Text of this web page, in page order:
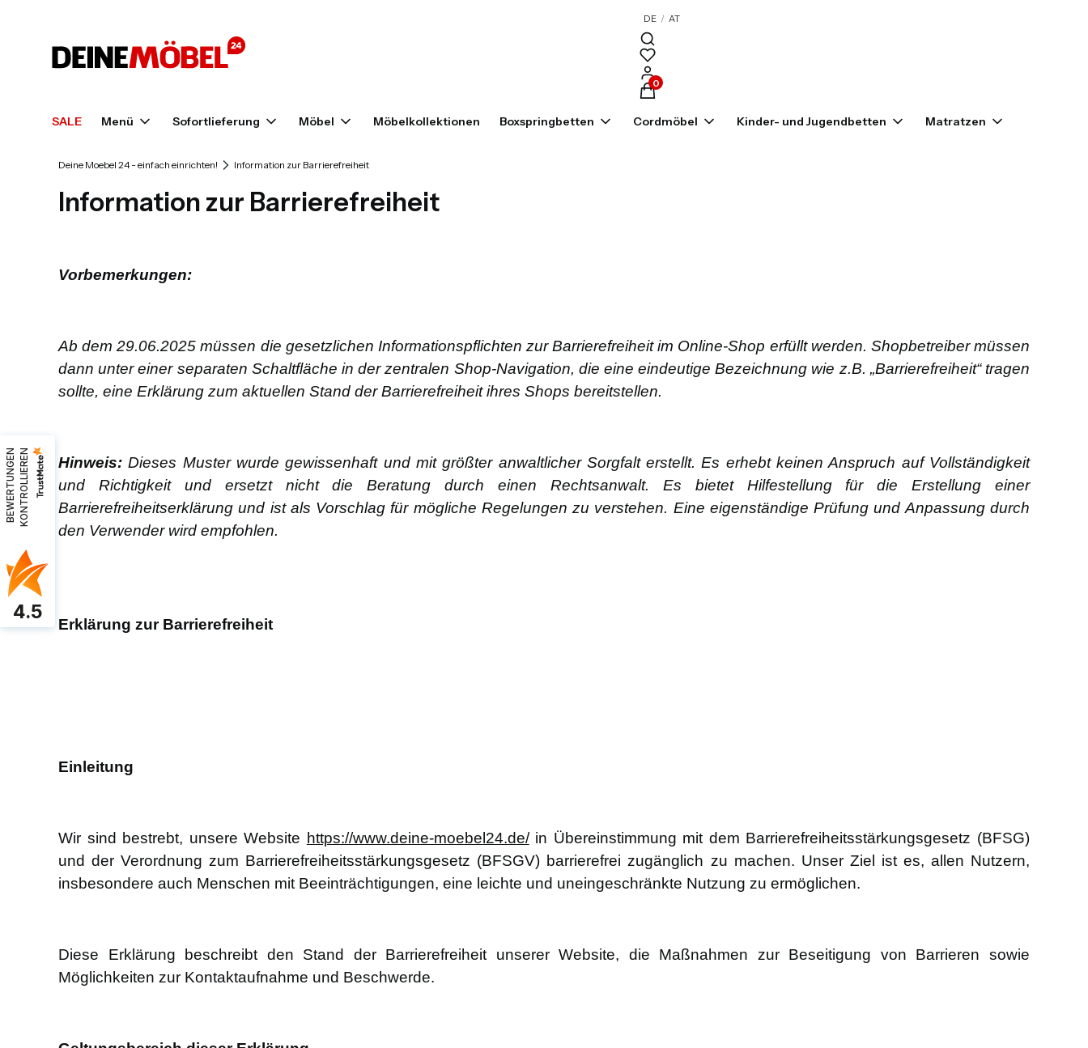
DE / AT
Produkte im Warenkorb: 0. Details anzeigen
SALE Menü Sofortlieferung Möbel Möbelkollektionen Boxspringbetten Cordmöbel Kinder- und Jugendbetten Matratzen
Deine Moebel 24 - einfach einrichten! Information zur Barrierefreiheit
Information zur Barrierefreiheit
Vorbemerkungen:
Ab dem 29.06.2025 müssen die gesetzlichen Informationspflichten zur Barrierefreiheit im Online-Shop erfüllt werden. Shopbetreiber müssen
dann unter einer separaten Schaltfläche in der zentralen Shop-Navigation, die eine eindeutige Bezeichnung wie z.B. „Barrierefreiheit“ tragen
sollte, eine Erklärung zum aktuellen Stand der Barrierefreiheit ihres Shops bereitstellen.
Hinweis:Dieses Muster wurde gewissenhaft und mit größter anwaltlicher Sorgfalt erstellt. Es erhebt keinen Anspruch auf Vollständigkeit
und Richtigkeit und ersetzt nicht die Beratung durch einen Rechtsanwalt. Es bietet Hilfestellung für die Erstellung einer
Barrierefreiheitserklärung und ist als Vorschlag für mögliche Regelungen zu verstehen. Eine eigenständige Prüfung und Anpassung durch
den Verwender wird empfohlen.
Erklärung zur Barrierefreiheit
Einleitung
Wir sind bestrebt, unsere Website https://www.deine-moebel24.de/in Übereinstimmung mit dem Barrierefreiheitsstärkungsgesetz (BFSG)
und der Verordnung zum Barrierefreiheitsstärkungsgesetz (BFSGV) barrierefrei zugänglich zu machen. Unser Ziel ist es, allen Nutzern,
insbesondere auch Menschen mit Beeinträchtigungen, eine leichte und uneingeschränkte Nutzung zu ermöglichen.
Diese Erklärung beschreibt den Stand der Barrierefreiheit unserer Website, die Maßnahmen zur Beseitigung von Barrieren sowie
Möglichkeiten zur Kontaktaufnahme und Beschwerde.
B
E
W
E
R
T
U
N
G
E
N
K
O
N
T
R
O
L
L
I
E
R
EN
4.5